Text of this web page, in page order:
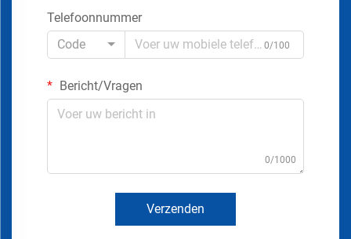
Telefoonnummer
Code
0/100
Bericht/Vragen
0/1000
Verzenden